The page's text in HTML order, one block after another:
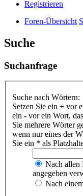
Registrieren
Foren-Übersicht
Suche
Suchanfrage
Suche nach Wörtern:
Setzen Sie ein + vor
ein - vor ein Wort,
Sie mehrere Wörter
wenn nur eines der
Sie ein * als
Nach allen
angegeben
Nach